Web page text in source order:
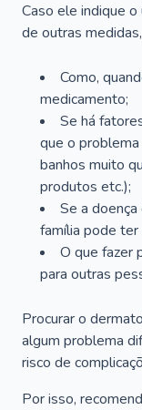
Caso ele indique
de outras
Como,
medicamento;
Se há
que o
banhos muito
produtos etc.);
Se a
família pode ter
O que fazer
para outras
Procurar o
algum problema
risco de
Por isso,